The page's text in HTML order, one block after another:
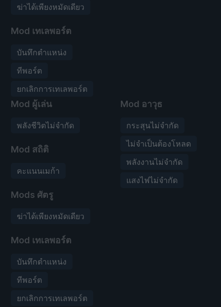
ฆ่าได้เพียงหมัดเดียว
Mod เทเลพอร์ต
บันทึกตำแหน่ง
ทีพอร์ต
ยกเลิกการเทเลพอร์ต
Mod ผู้เล่น
พลังชีวิตไม่จำกัด
Mod สถิติ
คะแนนเมก้า
Mods ศัตรู
ฆ่าได้เพียงหมัดเดียว
Mod เทเลพอร์ต
บันทึกตำแหน่ง
ทีพอร์ต
ยกเลิกการเทเลพอร์ต
Mod อาวุธ
กระสุนไม่จำกัด
ไม่จำเป็นต้องโหลด
พลังงานไม่จำกัด
แสงไฟไม่จำกัด